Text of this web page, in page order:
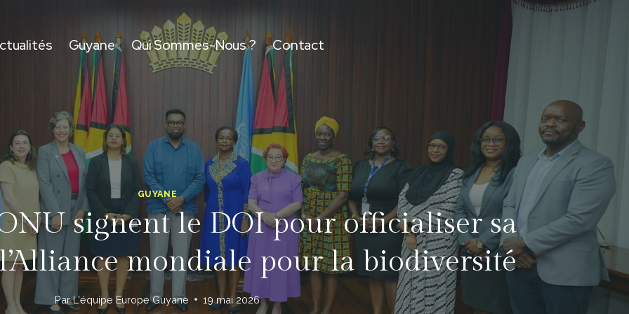
Guyane Qui Sommes-Nous ? Contact
GUYANE
signent le DOI pour officialiser sa
mondiale pour la biodiversité
ParL'équipe Europe Guyane 19 mai 2026